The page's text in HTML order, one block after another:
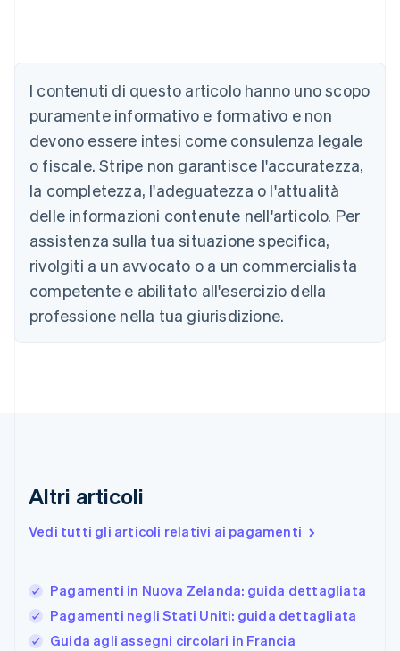
I contenuti di questo articolo hanno uno scopo
puramente informativo e formativo e non
devono essere intesi come consulenza legale
o fiscale. Stripe non garantisce l'accuratezza,
la completezza, l'adeguatezza o l'attualità
delle informazioni contenute nell'articolo. Per
assistenza sulla tua situazione specifica,
rivolgiti a un avvocato o a un commercialista
competente e abilitato all'esercizio della
professione nella tua giurisdizione.
Altri articoli
Vedi tutti gli articoli relativi ai pagamenti
Pagamenti in Nuova Zelanda: guida dettagliata
Pagamenti negli Stati Uniti: guida dettagliata
Guida agli assegni circolari in Francia
Brasile
Português English
Bulgaria
English
Canada
Cina continentale
简体中文English
Cipro
English
Croazia
EnglishItaliano
Danimarca
English
Emirati Arabi Uniti
Germania
Deutsch English
Giappone
Grecia
English
India